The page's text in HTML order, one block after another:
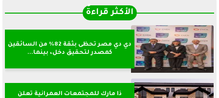
الأكثر قراءةً
دي دي مصر تحظى بثقة 82% من السائقين
كمصدر لتحقيق دخل، بينما...
ذا مارك للمجتمعات العمرانية تعلن